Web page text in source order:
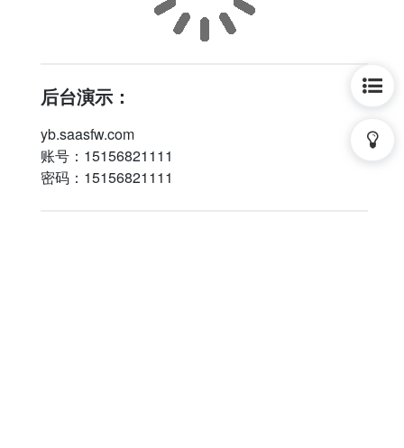
后台演示：
yb.saasfw.com
账号：15156821111
密码：15156821111